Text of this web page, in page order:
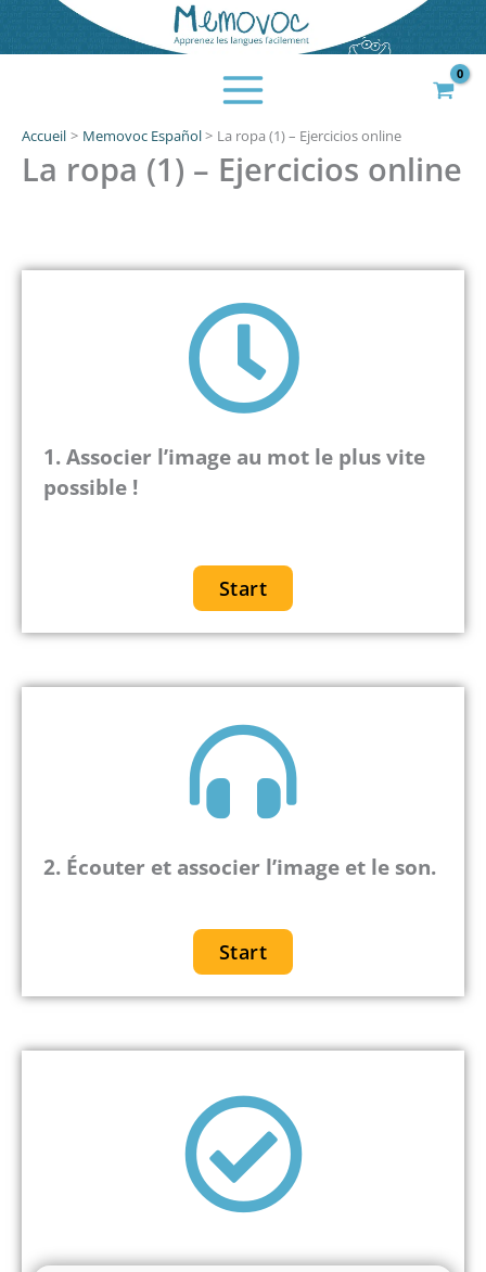
Accueil Memovoc Español La ropa (1) – Ejercicios online
La ropa (1) – Ejercicios online
1. Associer l’image au mot le plus vite
possible !
Start
2. Écouter et associer l’image et le son.
Start